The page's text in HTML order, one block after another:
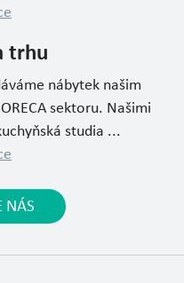
trhu
nábytek našim
sektoru. Našimi
studia ...
NÁS